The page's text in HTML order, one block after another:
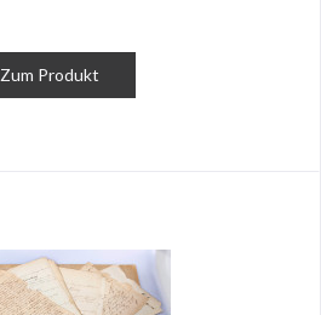
Zum Produkt